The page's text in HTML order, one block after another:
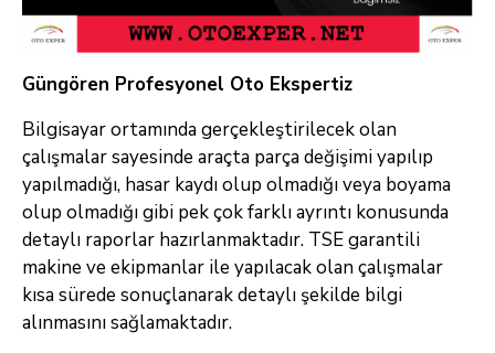
Güngören Profesyonel Oto Ekspertiz
Bilgisayar ortamında gerçekleştirilecek olan
çalışmalar sayesinde araçta parça değişimi yapılıp
yapılmadığı, hasar kaydı olup olmadığı veya boyama
olup olmadığı gibi pek çok farklı ayrıntı konusunda
detaylı raporlar hazırlanmaktadır. TSE garantili
makine ve ekipmanlar ile yapılacak olan çalışmalar
kısa sürede sonuçlanarak detaylı şekilde bilgi
alınmasını sağlamaktadır.